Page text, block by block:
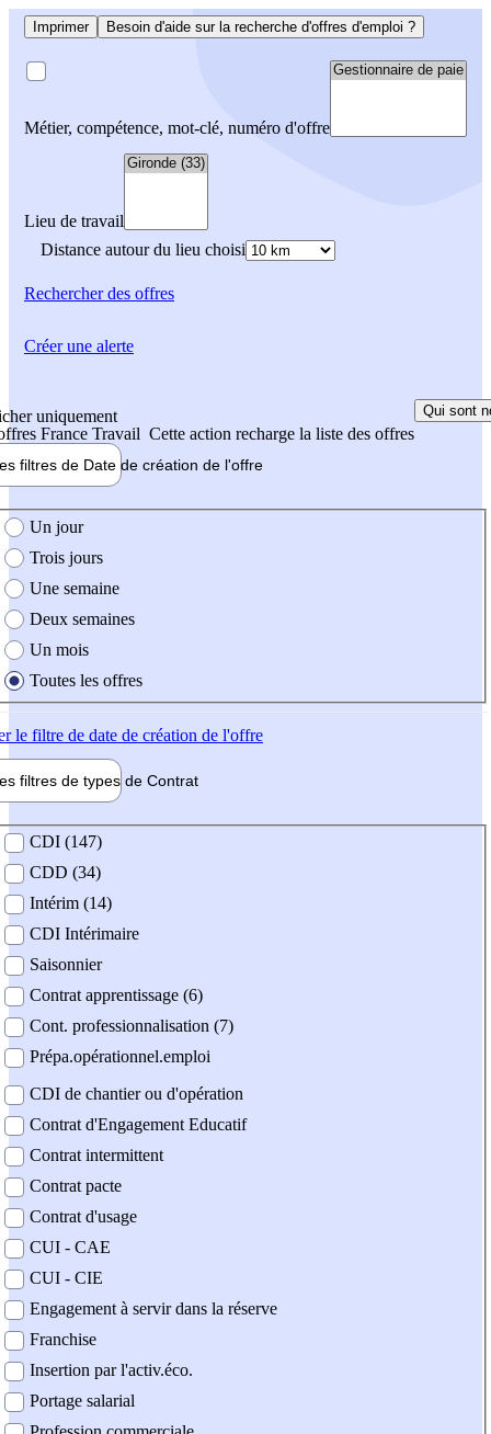
Imprimer Besoin d'aide sur la recherche d'offres d'emploi ?
Métier, compétence, mot-clé, numéro d'offre
Lieu de travail
Distance autour du lieu choisi
Rechercherdes offres
uniquement
France Travail Cette action recharge la liste des offres
Qui sont
filtres de Date de création de l'offre
création de l'offre
Un jour
Trois jours
Une semaine
Deux semaines
Un mois
Toutes les offres
le filtre de date de création de l'offre
filtres de types de Contrat
contrat
CDI (147)
CDD (34)
Intérim (14)
CDI Intérimaire
Saisonnier
Contrat apprentissage (6)
Cont. professionnalisation (7)
Prépa.opérationnel.emploi
CDI de chantier ou d'opération
Contrat d'Engagement Educatif
Contrat intermittent
Contrat pacte
Contrat d'usage
CUI - CAE
CUI - CIE
Engagement à servir dans la réserve
Franchise
Insertion par l'activ.éco.
Portage salarial
Créer une alerte